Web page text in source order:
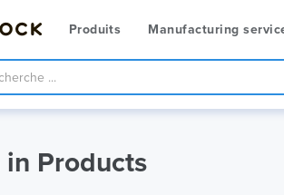
Produits Manufacturing
Products